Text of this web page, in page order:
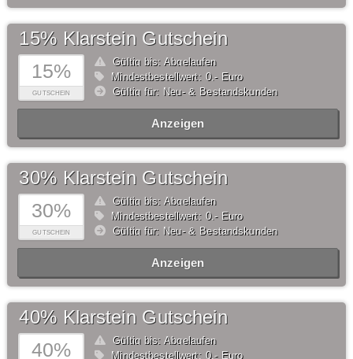
15%
GUTSCHEIN
15% Klarstein Gutschein
Gültig bis: Abgelaufen
Mindestbestellwert: 0,- Euro
Gültig für: Neu- & Bestandskunden
Anzeigen
30%
GUTSCHEIN
30% Klarstein Gutschein
Gültig bis: Abgelaufen
Mindestbestellwert: 0,- Euro
Gültig für: Neu- & Bestandskunden
Anzeigen
40%
40% Klarstein Gutschein
Gültig bis: Abgelaufen
Mindestbestellwert: 0,- Euro